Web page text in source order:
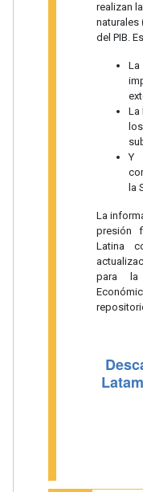
realizan
naturales
del PIB.
La
La
Y
la
La
presión
Latina
para la